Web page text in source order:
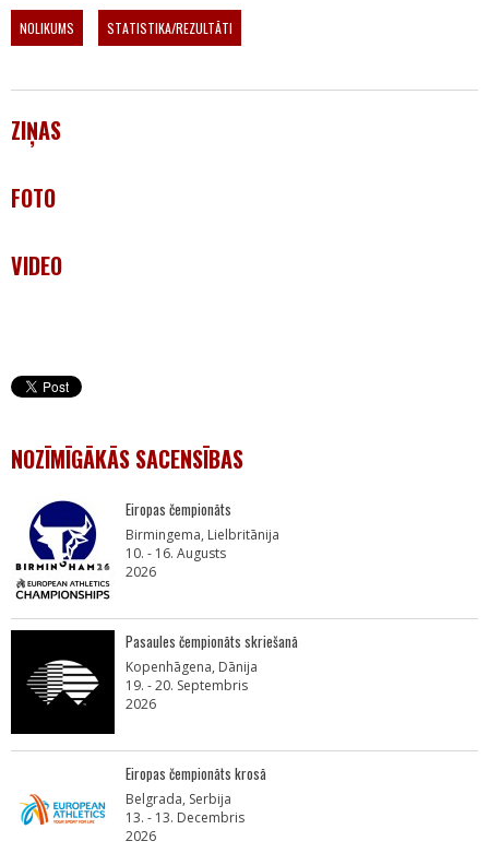
NOLIKUMS STATISTIKA/REZULTĀTI
ZIŅAS
FOTO
VIDEO
NOZĪMĪGĀKĀS SACENSĪBAS
Eiropas čempionāts
Birmingema, Lielbritānija
10. - 16. Augusts
2026
Pasaules čempionāts skriešanā
Kopenhāgena, Dānija
19. - 20. Septembris
2026
Eiropas čempionāts krosā
Belgrada, Serbija
13. - 13. Decembris
2026